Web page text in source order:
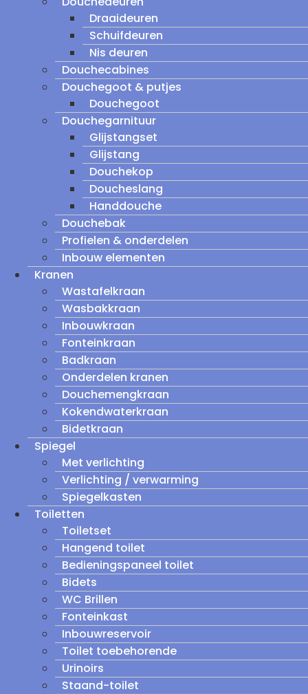
Draaideuren
Schuifdeuren
Nis deuren
Douchecabines
Douchegoot & putjes
Douchegoot
Douchegarnituur
Glijstangset
Glijstang
Douchekop
Doucheslang
Handdouche
Douchebak
Profielen & onderdelen
Inbouw elementen
Kranen
Wastafelkraan
Wasbakkraan
Inbouwkraan
Fonteinkraan
Badkraan
Onderdelen kranen
Douchemengkraan
Kokendwaterkraan
Bidetkraan
Spiegel
Met verlichting
Verlichting / verwarming
Spiegelkasten
Toiletten
Toiletset
Hangend toilet
Bedieningspaneel toilet
Bidets
WC Brillen
Fonteinkast
Inbouwreservoir
Toilet toebehorende
Urinoirs
Staand-toilet